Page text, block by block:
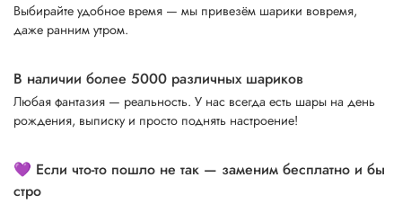
Выбирайте удобное время — мы привезём шарики вовремя,
даже ранним утром.
В наличии более 5000 различных шариков
Любая фантазия — реальность. У нас всегда есть шары на день
рождения, выписку и просто поднять настроение!
💜 Если что-то пошло не так — заменим бесплатно и бы
стро